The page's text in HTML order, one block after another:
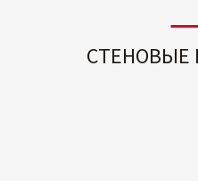
СТЕНОВЫЕ